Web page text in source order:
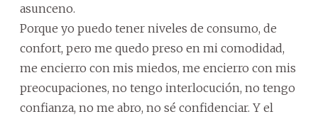
asunceno.
Porque yo puedo tener niveles de consumo, de
confort, pero me quedo preso en mi comodidad,
me encierro con mis miedos, me encierro con mis
preocupaciones, no tengo interlocución, no tengo
confianza, no me abro, no sé confidenciar. Y el